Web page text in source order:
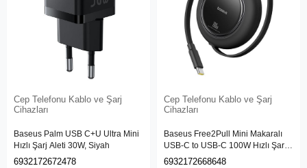
Cep Telefonu Kablo ve Şarj
Cihazları
Baseus Palm USB C+U Ultra Mini
Hızlı Şarj Aleti 30W, Siyah
6932172672478
Cep Telefonu Kablo ve Şarj
Cihazları
Baseus Free2Pull Mini Makaralı
USB-C to USB-C 100W Hızlı Şarj
ve Data Kablosu, Siyah
6932172668648